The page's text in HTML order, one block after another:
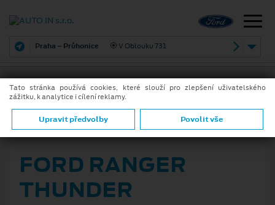
Praha – Průhonice V Oblouku 731
18. 5. 2020
FORD RANGER
THUNDER
Tato stránka používá cookies, které slouží pro zlepšení uživatelského
zážitku, k analytice i cílení reklamy.
Upravit předvolby Povolit vše